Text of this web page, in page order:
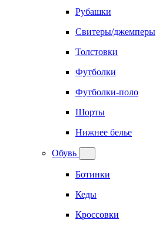
Рубашки
Свитеры/джемперы
Толстовки
Футболки
Футболки-поло
Шорты
Нижнее белье
Обувь
Ботинки
Кеды
Кроссовки